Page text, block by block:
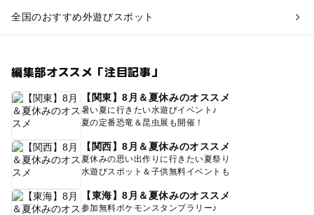
全国のおすすめ外遊びスポット
編集部オススメ「注目記事」
【関東】8月＆夏休みのオススメ
暑い夏に行きたい水遊びイベント♪
夏の定番恐竜＆昆虫展も開催！
【関西】8月＆夏休みのオススメ
夏休みの思い出作りに行きたい夏祭り
水遊びスポット＆子供無料イベントも
【東海】8月＆夏休みのオススメ
参加無料ポケモンスタンプラリー♪